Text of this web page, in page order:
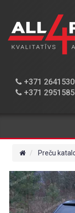
+371
+371
PREČU
KATALOGS
PIEGĀDE
Preču